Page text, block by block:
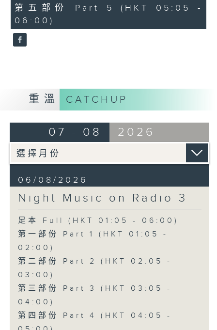
55
minutes,
9
seconds
第五部份 Part 5 (HKT 05:05 -
06:00)
重溫 CATCHUP
07 - 08 2026
06/08/2026
Night Music on Radio 3
足本 Full (HKT 01:05 - 06:00)
第一部份 Part 1 (HKT 01:05 -
02:00)
第二部份 Part 2 (HKT 02:05 -
03:00)
第三部份 Part 3 (HKT 03:05 -
04:00)
第四部份 Part 4 (HKT 04:05 -